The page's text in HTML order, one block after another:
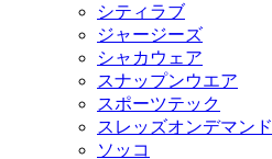
シティラブ
ジャージーズ
シャカウェア
スナップンウエア
スポーツテック
スレッズオンデマンド
ソッコ